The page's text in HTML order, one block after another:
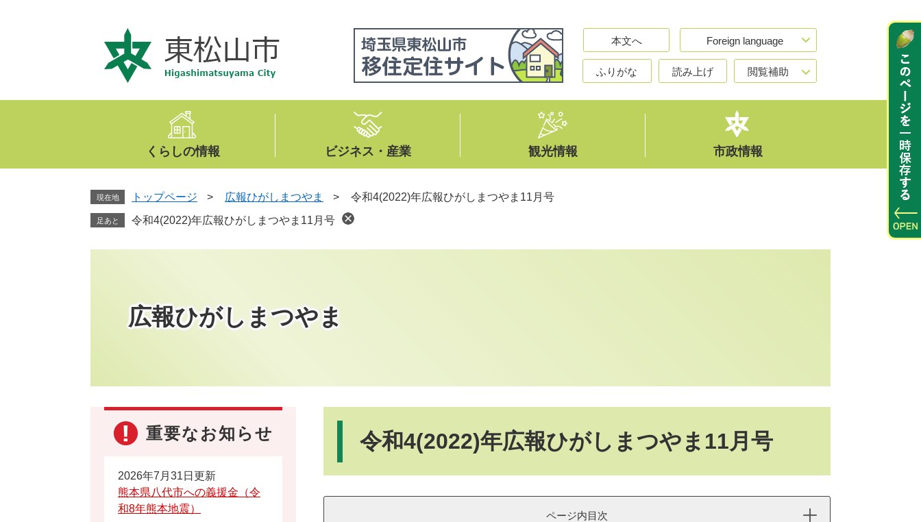
文
本文へ Foreign language
ふりがな 読み上げ 閲覧補助
くらしの情報 ビジネス・産業 観光情報 市政情報
現在地 トップページ > 広報ひがしまつやま > 令和4(2022)年広報ひがしまつやま11月号
足あと 令和4(2022)年広報ひがしまつやま11月号
広報ひがしまつやま
令和4(2022)年広報ひがしまつやま11月号
ページ内目次
重要なお知らせ
2026年7月31日更新
熊本県八代市への義援金（令
和8年熊本地震）